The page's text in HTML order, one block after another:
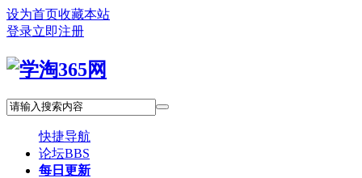
设为首页收藏本站
登录立即注册
快捷导航
论坛BBS
每日更新